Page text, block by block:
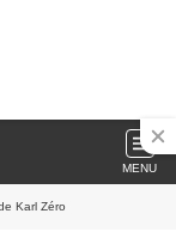
MENU
Karl Zéro